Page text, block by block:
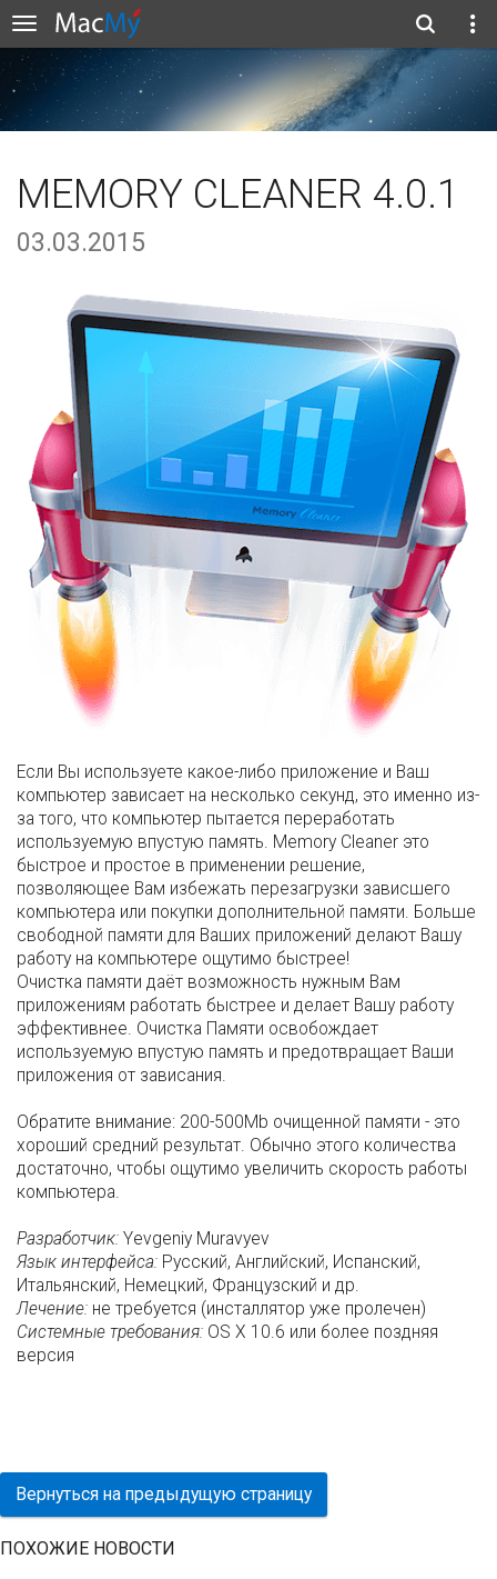
MEMORY CLEANER 4.0.1
03.03.2015
Если Вы используете какое-либо приложение и Ваш
компьютер зависает на несколько секунд, это именно из-
за того, что компьютер пытается переработать
используемую впустую память. Memory Cleaner это
быстрое и простое в применении решение,
позволяющее Вам избежать перезагрузки зависшего
компьютера или покупки дополнительной памяти. Больше
свободной памяти для Ваших приложений делают Вашу
работу на компьютере ощутимо быстрее!
Очистка памяти даёт возможность нужным Вам
приложениям работать быстрее и делает Вашу работу
эффективнее. Очистка Памяти освобождает
используемую впустую память и предотвращает Ваши
приложения от зависания.
Обратите внимание: 200-500Mb очищенной памяти - это
хороший средний результат. Обычно этого количества
достаточно, чтобы ощутимо увеличить скорость работы
компьютера.
Разработчик: Yevgeniy Muravyev
Язык интерфейса: Русский, Английский, Испанский,
Итальянский, Немецкий, Французский и др.
Лечение: не требуется (инсталлятор уже пролечен)
Системные требования: OS X 10.6 или более поздняя
версия
Вернуться на предыдущую страницу
ПОХОЖИЕ НОВОСТИ